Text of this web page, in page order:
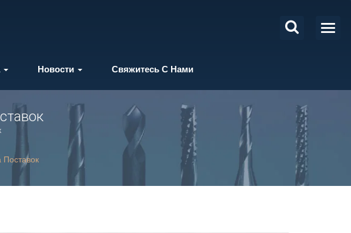
Новости Свяжитесь С Нами